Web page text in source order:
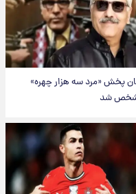
پخش «مرد سه هزار چهره»
شد